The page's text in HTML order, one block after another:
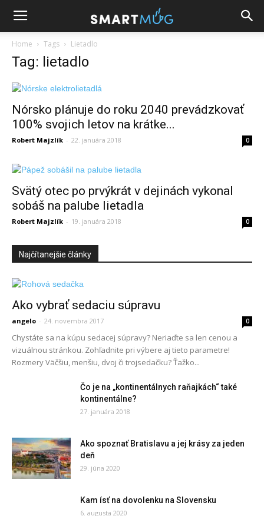
Home Tags Lietadlo
Tag: lietadlo
Nórsko plánuje do roku 2040 prevádzkovať
100% svojich letov na krátke...
Robert Majzlík - 22. januára 2018 0
Svätý otec po prvýkrát v dejinách vykonal
sobáš na palube lietadla
Robert Majzlík - 19. januára 2018 0
Najčítanejšie články
Ako vybrať sedaciu súpravu
angelo - 24. novembra 2017 0
Chystáte sa na kúpu sedacej súpravy? Neriaďte sa len cenou a
vizuálnou stránkou. Zohľadnite pri výbere aj tieto parametre!
Rozmery Väčšiu, menšiu, dvoj či trojsedačku? Ťažko...
Čo je na „kontinentálnych raňajkách“ také
kontinentálne?
27. januára 2018
Ako spoznať Bratislavu a jej krásy za jeden
deň
29. júna 2020
Kam ísť na dovolenku na Slovensku
6. augusta 2020